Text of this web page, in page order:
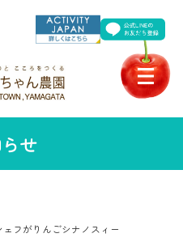
せ
フがりんごシナノスィー